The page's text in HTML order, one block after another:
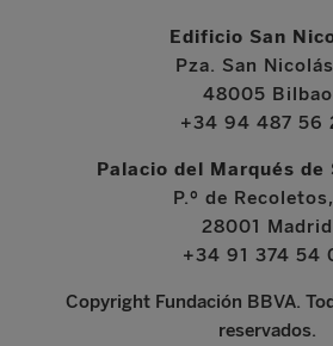
Edificio San
Pza. San
48005 Bilbao
+34 94 487 56
Palacio del Marqués de
P.º de
28001 Madrid
+34 91 374 54
Copyright Fundación BBVA.
reservados.